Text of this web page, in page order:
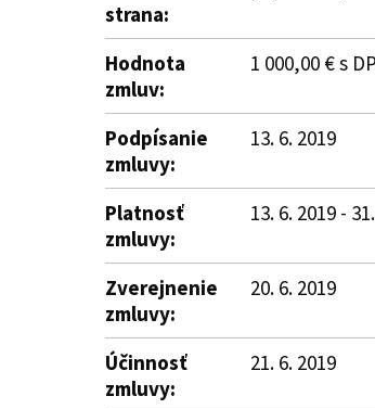
strana:
Hodnota
zmluv:
1 000,00 € s
Podpísanie
zmluvy:
13. 6. 2019
Platnosť
zmluvy:
13. 6. 2019 -
Zverejnenie
zmluvy:
20. 6. 2019
Účinnosť
zmluvy:
21. 6. 2019